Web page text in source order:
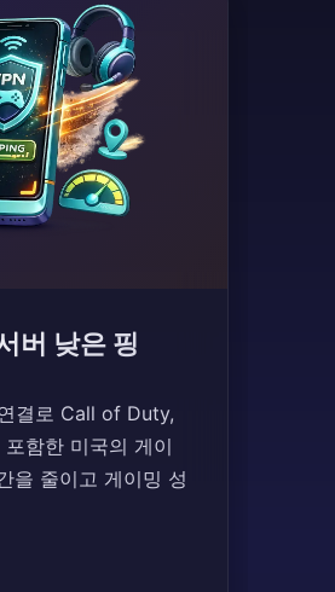
버 낮은 핑
결로 Call of Duty,
함한 미국의 게이
을 줄이고 게이밍 성